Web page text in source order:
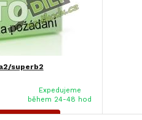
superb2
Expedujeme
během 24-48 hod